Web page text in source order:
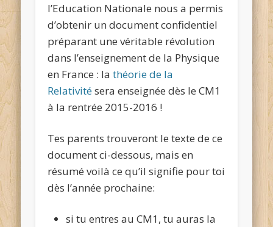
l’Education Nationale nous a permis
d’obtenir un document confidentiel
préparant une véritable révolution
dans l’enseignement de la Physique
en France : lathéorie de la
Relativitésera enseignée dès le CM1
à la rentrée 2015-2016 !
Tes parents trouveront le texte de ce
document ci-dessous, mais en
résumé voilà ce qu’il signifie pour toi
dès l’année prochaine:
si tu entres au CM1, tu auras la